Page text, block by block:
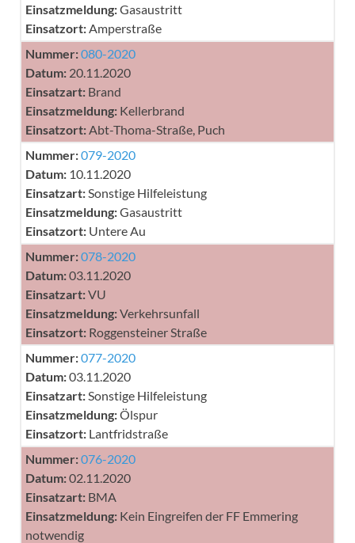
Einsatzmeldung:Gasaustritt
Einsatzort: Amperstraße
Nummer:080-2020
Datum: 20.11.2020
Einsatzart: Brand
Einsatzmeldung: Kellerbrand
Einsatzort: Abt-Thoma-Straße, Puch
Nummer:079-2020
Datum: 10.11.2020
Einsatzart: Sonstige Hilfeleistung
Einsatzmeldung:Gasaustritt
Einsatzort: Untere Au
Nummer:078-2020
Datum:03.11.2020
Einsatzart:VU
Einsatzmeldung:Verkehrsunfall
Einsatzort: Roggensteiner Straße
Nummer:077-2020
Datum:03.11.2020
Einsatzart: Sonstige Hilfeleistung
Einsatzmeldung:Ölspur
Einsatzort: Lantfridstraße
Nummer:076-2020
Datum:02.11.2020
Einsatzart: BMA
Einsatzmeldung: Kein Eingreifen der FF Emmering
notwendig